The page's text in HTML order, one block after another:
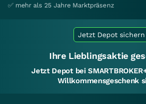
✅ mehr als 25 Jahre Marktpräsenz
Jetzt Depot sichern
Ihre Lieblingsaktie
Jetzt Depot bei
Willkommensgeschenk